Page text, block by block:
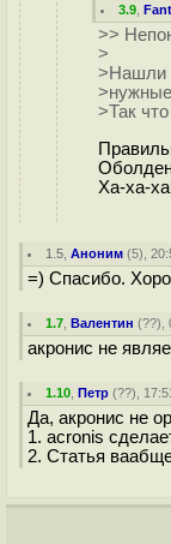
3.9 ,
>>
>
>Нашли
>Так
Ха-ха-
1.5 ,Аноним (5),
=) Спасибо.
1.7 ,Валентин (??),
акронис не
1.10 ,Петр (??),
Да, акронис не
1. acronis
2. Статья